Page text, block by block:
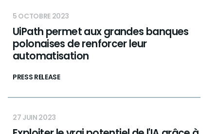
5 OCTOBRE 2023
UiPath permet aux grandes banques
polonaises de renforcer leur
automatisation
PRESS RELEASE
27 JUIN 2023